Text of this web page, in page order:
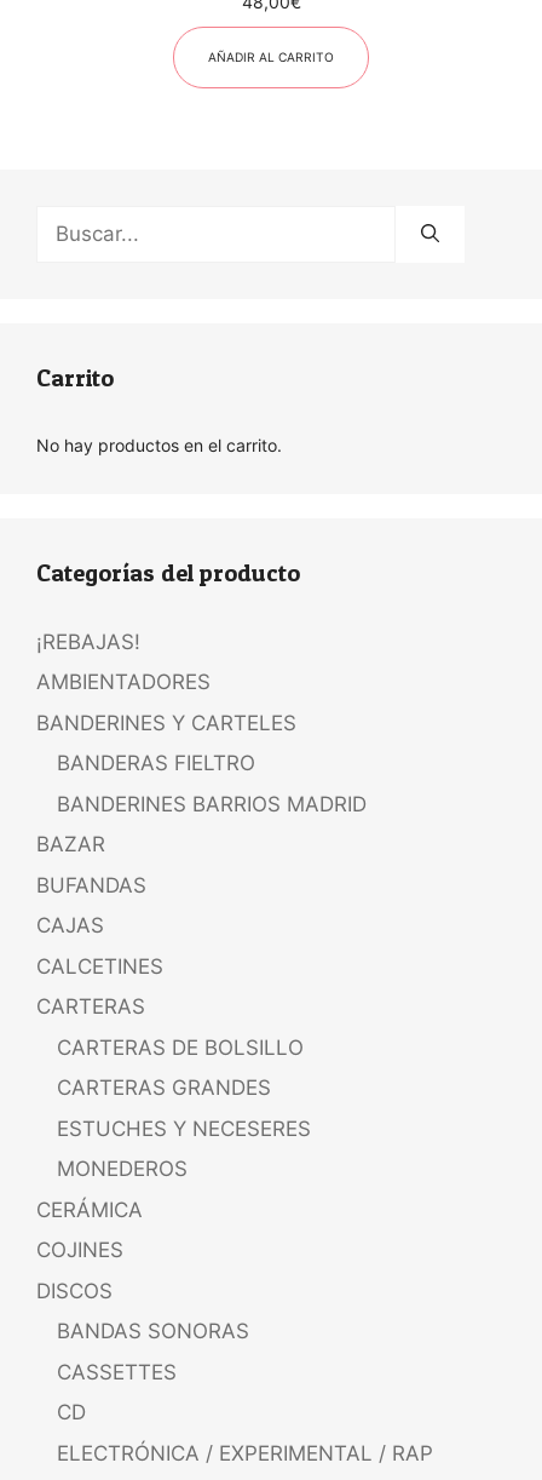
AÑADIR AL CARRITO
Carrito
No hay productos en el carrito.
Categorías del producto
¡REBAJAS!
AMBIENTADORES
BANDERINES Y CARTELES
BANDERAS FIELTRO
BANDERINES BARRIOS MADRID
BAZAR
BUFANDAS
CAJAS
CALCETINES
CARTERAS
CARTERAS DE BOLSILLO
CARTERAS GRANDES
ESTUCHES Y NECESERES
MONEDEROS
CERÁMICA
COJINES
DISCOS
BANDAS SONORAS
CASSETTES
CD
ELECTRÓNICA / EXPERIMENTAL / RAP